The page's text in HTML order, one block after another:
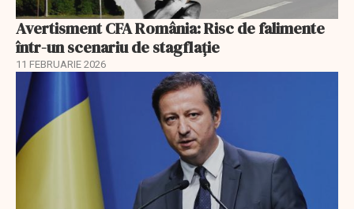
Avertisment CFA România: Risc de falimente
într-un scenariu de stagflație
11 FEBRUARIE 2026
EXCLUSIV